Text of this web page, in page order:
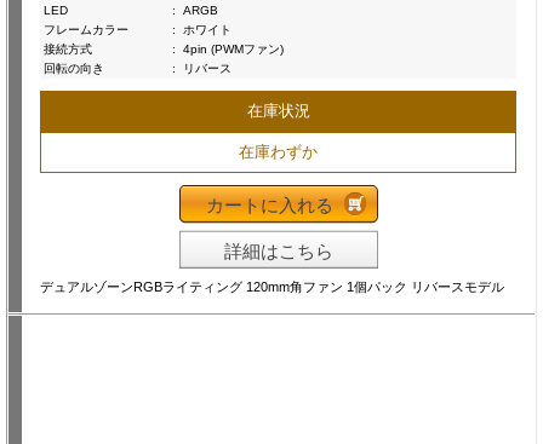
LED
:
ARGB
フレームカラー
:
ホワイト
接続方式
:
4pin (PWMファン)
回転の向き
: リバース
在庫状況
在庫わずか
カートに入れる
詳細はこちら
デュアルゾーンRGBライティング 120mm角ファン 1個パック リバースモデル